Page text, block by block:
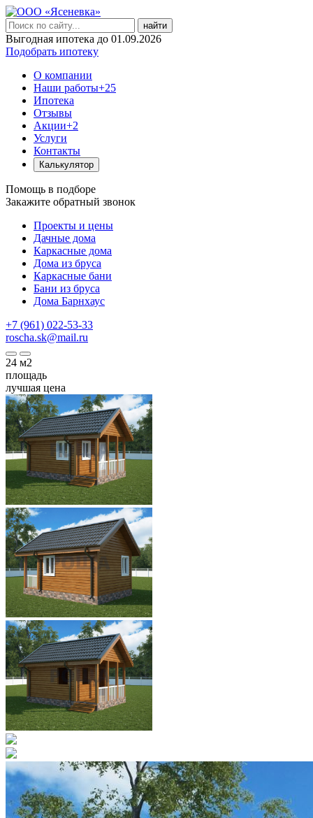
найти
Выгодная ипотека до 01.09.2026
Подобрать ипотеку
О компании
Наши работы+25
Ипотека
Отзывы
Акции+2
Услуги
Контакты
Калькулятор
Помощь в подборе
Закажите обратный звонок
Проекты и цены
Дачные дома
Каркасные дома
Дома из бруса
Каркасные бани
Бани из бруса
Дома Барнхаус
+7 (961) 022-53-33
roscha.sk@mail.ru
24 м2
площадь
лучшая цена